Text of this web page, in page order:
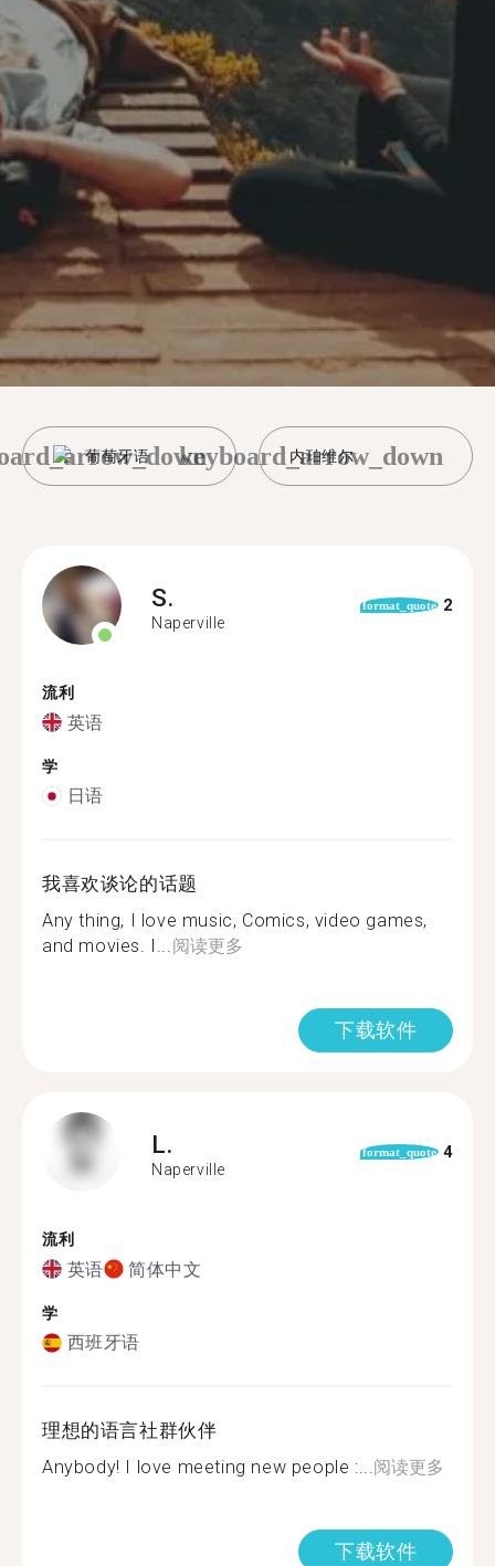
葡萄牙语 内珀维尔
keyboard_arrow_down
S.
Naperville
format_quote 2
流利
英语
学
日语
我喜欢谈论的话题
Any thing, I love music, Comics, video games,
and movies. I...阅读更多
下载软件
L.
Naperville
format_quote 4
流利
英语 简体中文
学
西班牙语
理想的语言社群伙伴
Anybody! I love meeting new people :...阅读更多
下载软件